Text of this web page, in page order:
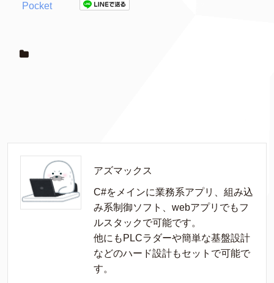
Pocket
アズマックス
C#をメインに業務系アプリ、組み込
み系制御ソフト、webアプリでもフ
ルスタックで可能です。
他にもPLCラダーや簡単な基盤設計
などのハード設計もセットで可能で
す。